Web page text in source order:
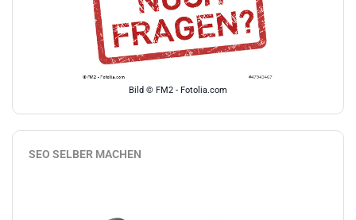
Bild © FM2 - Fotolia.com
SEO SELBER MACHEN